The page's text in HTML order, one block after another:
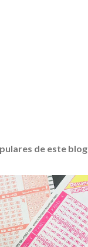
de este blog